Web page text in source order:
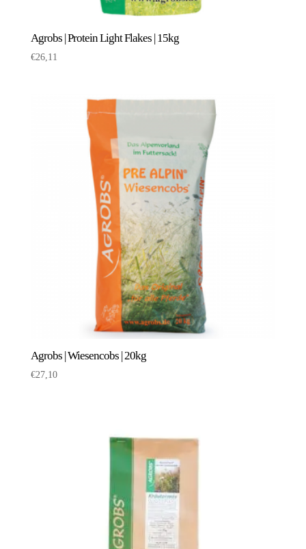
Agrobs | Protein Light Flakes | 15kg
€26,11
Agrobs | Wiesencobs | 20kg
€27,10